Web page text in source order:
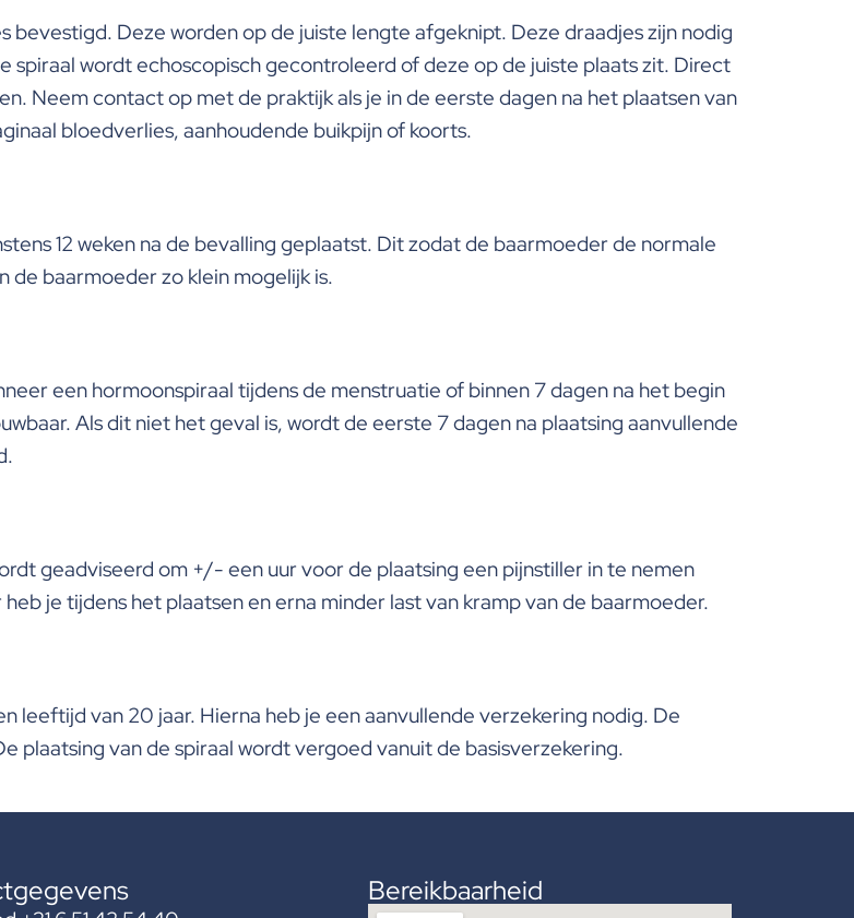
bevestigd. Deze worden op de juiste lengte afgeknipt. Deze draadjes zijn nodig
spiraal wordt echoscopisch gecontroleerd of deze op de juiste plaats zit. Direct
Neem contact op met de praktijk als je in de eerste dagen na het plaatsen van
bloedverlies, aanhoudende buikpijn of koorts.
12 weken na de bevalling geplaatst. Dit zodat de baarmoeder de normale
baarmoeder zo klein mogelijk is.
een hormoonspiraal tijdens de menstruatie of binnen 7 dagen na het begin
Als dit niet het geval is, wordt de eerste 7 dagen na plaatsing aanvullende
geadviseerd om +/- een uur voor de plaatsing een pijnstiller in te nemen
je tijdens het plaatsen en erna minder last van kramp van de baarmoeder.
leeftijd van 20 jaar. Hierna heb je een aanvullende verzekering nodig. De
plaatsing van de spiraal wordt vergoed vanuit de basisverzekering.
Bereikbaarheid